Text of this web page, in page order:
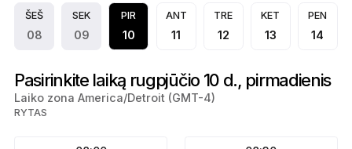
ŠEŠ
08
SEK
09
PIR
10
ANT
11
TRE
12
KET
13
PEN
14
Pasirinkite laiką rugpjūčio 10 d., pirmadienis
Laiko zona America/Detroit (GMT-4)
RYTAS